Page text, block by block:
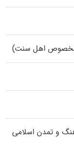
(مخصوص اهل سنت)
و تمدن اسلامی